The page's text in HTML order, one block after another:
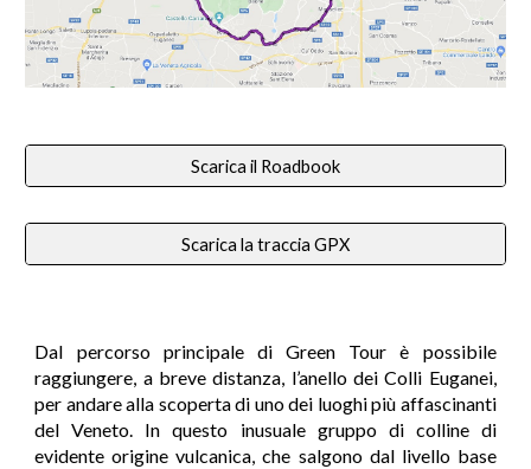
Scarica il Roadbook
Scarica la traccia GPX
Dal percorso principale di Green Tour è possibile
raggiungere, a breve distanza, l’anello dei Colli Euganei,
per andare alla scoperta di uno dei luoghi più affascinanti
del Veneto. In questo inusuale gruppo di colline di
evidente origine vulcanica, che salgono dal livello base